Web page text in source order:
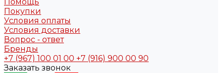
Покупки
Условия оплаты
Условия доставки
Вопрос - ответ
Бренды
+7 (967) 100 01 00 +7 (916) 900 00 90
Заказать звонок